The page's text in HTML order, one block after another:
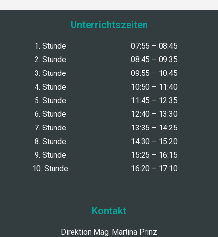
Unterrichtszeiten
1. Stunde
07:55 – 08:45
2. Stunde
08:45 – 09:35
3. Stunde
09:55 – 10:45
4. Stunde
10:50 – 11:40
5. Stunde
11:45 – 12:35
6. Stunde
12:40 – 13:30
7. Stunde
13:35 – 14:25
8. Stunde
14:30 – 15:20
9. Stunde
15:25 – 16:15
10. Stunde
16:20 – 17:10
Kontakt
Direktion Mag. Martina Prinz